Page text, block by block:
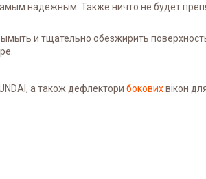
надежным. Также ничто не будет
и тщательно обезжирить
а також дефлектори боковихвікон